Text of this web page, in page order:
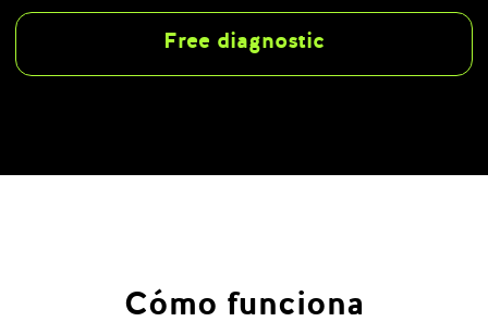
Free diagnostic
Cómo funciona